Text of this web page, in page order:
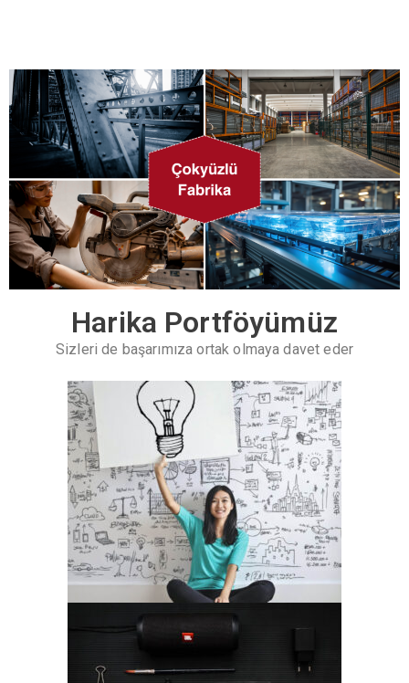
Harika Portföyümüz
Sizleri de başarımıza ortak olmaya davet eder